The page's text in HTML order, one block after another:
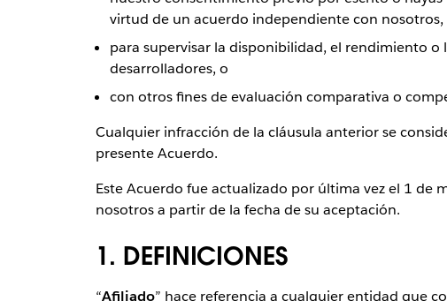
virtud de un acuerdo independiente con nosotros,
para supervisar la disponibilidad, el rendimiento o
desarrolladores, o
con otros fines de evaluación comparativa o
Cualquier infracción de la cláusula anterior se
presente Acuerdo.
Este Acuerdo fue actualizado por última vez el 1 de
nosotros a partir de la fecha de su aceptación.
1. DEFINICIONES
“Afiliado” hace referencia a cualquier entidad que